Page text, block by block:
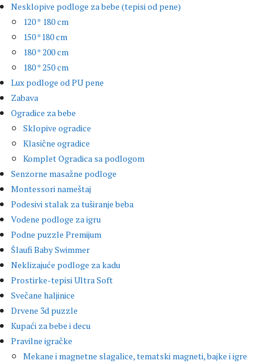
Nesklopive podloge za bebe (tepisi od pene)
120 * 180 cm
150 *180 cm
180 * 200 cm
180 * 250 cm
Lux podloge od PU pene
Zabava
Ogradice za bebe
Sklopive ogradice
Klasične ogradice
Komplet Ogradica sa podlogom
Senzorne masažne podloge
Montessori nameštaj
Podesivi stalak za tuširanje beba
Vodene podloge za igru
Podne puzzle Premijum
Šlaufi Baby Swimmer
Neklizajuće podloge za kadu
Prostirke-tepisi Ultra Soft
Svečane haljinice
Drvene 3d puzzle
Kupaći za bebe i decu
Pravilne igračke
Mekane i magnetne slagalice, tematski magneti, bajke i igre